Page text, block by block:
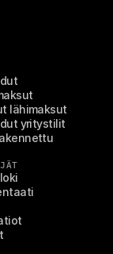
lähimaksut
yritystilit